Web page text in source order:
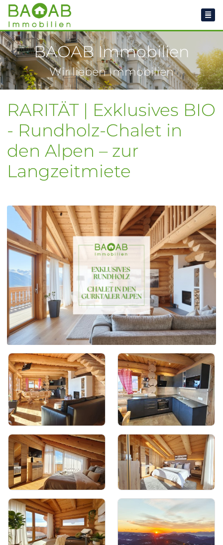
BAOAB Immobilien
Wir lieben Immobilien
RARITÄT | Exklusives BIO
- Rundholz-Chalet in
den Alpen – zur
Langzeitmiete